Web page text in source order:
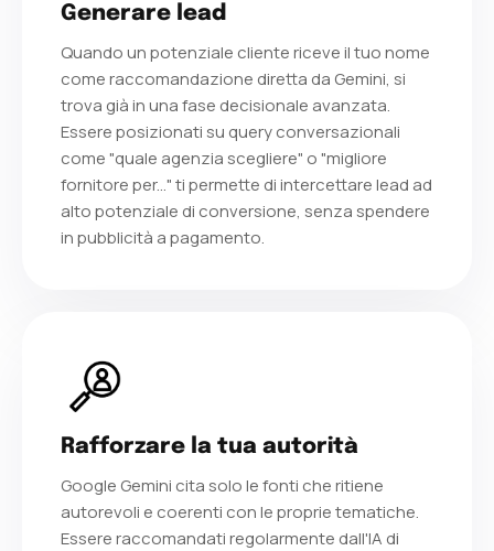
Generare lead
Quando un potenziale cliente riceve il tuo nome
come raccomandazione diretta da Gemini, si
trova già in una fase decisionale avanzata.
Essere posizionati su query conversazionali
come "quale agenzia scegliere" o "migliore
fornitore per..." ti permette di intercettare lead ad
alto potenziale di conversione, senza spendere
in pubblicità a pagamento.
Rafforzare la tua autorità
Google Gemini cita solo le fonti che ritiene
autorevoli e coerenti con le proprie tematiche.
Essere raccomandati regolarmente dall'IA di